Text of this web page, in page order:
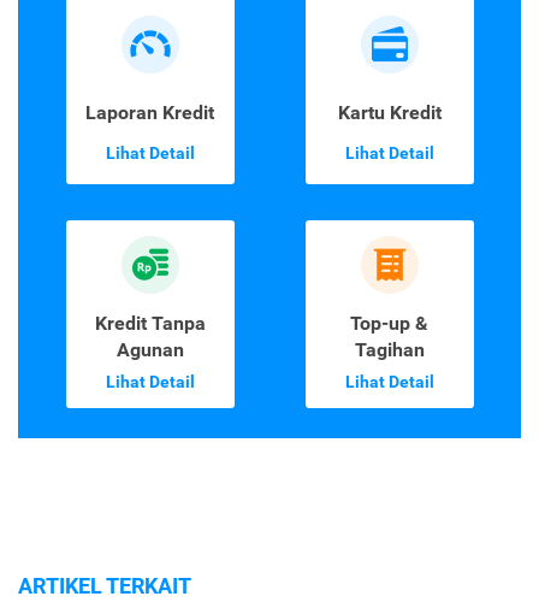
Laporan Kredit
Lihat Detail
Kartu Kredit
Lihat Detail
Kredit Tanpa
Agunan
Lihat Detail
Top-up &
Tagihan
Lihat Detail
ARTIKEL TERKAIT